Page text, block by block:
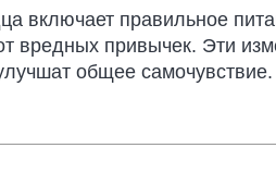
включает правильное
вредных привычек. Эти
общее самочувствие.